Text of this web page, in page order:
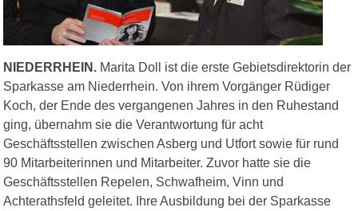
NIEDERRHEIN. Marita Doll ist die erste Gebietsdirektorin der
Sparkasse am Niederrhein. Von ihrem Vorgänger Rüdiger
Koch, der Ende des vergangenen Jahres in den Ruhestand
ging, übernahm sie die Verantwortung für acht
Geschäftsstellen zwischen Asberg und Utfort sowie für rund
90 Mitarbeiterinnen und Mitarbeiter. Zuvor hatte sie die
Geschäftsstellen Repelen, Schwafheim, Vinn und
Achterathsfeld geleitet. Ihre Ausbildung bei der Sparkasse